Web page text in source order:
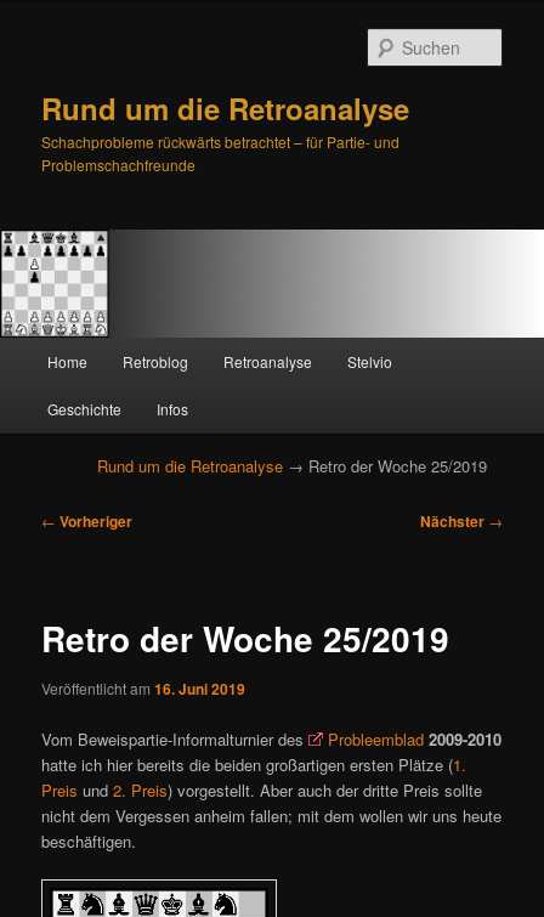
Rund um die Retroanalyse
Schachprobleme rückwärts betrachtet – für Partie- und
Problemschachfreunde
Zum
primären
Inhalt
springen
Zum
sekundären
Inhalt
springen
Home Retroblog Retroanalyse Stelvio
Geschichte Infos
Rund um die Retroanalyse → Retro der Woche 25/2019
B
a
s
a
v
i
g
a
t
← Vorheriger Nächster →
Retro der Woche 25/2019
Veröffentlicht am16. Juni 2019
Vom Beweispartie-Informalturnier des Probleemblad 2009-2010
hatte ich hier bereits die beiden großartigen ersten Plätze (1.
Preis und2. Preis) vorgestellt. Aber auch der dritte Preis sollte
nicht dem Vergessen anheim fallen; mit dem wollen wir uns heute
beschäftigen.